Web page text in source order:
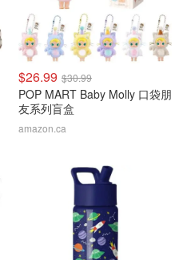
$26.99 $30.99
POP MART Baby Molly 口袋朋
友系列盲盒
amazon.ca